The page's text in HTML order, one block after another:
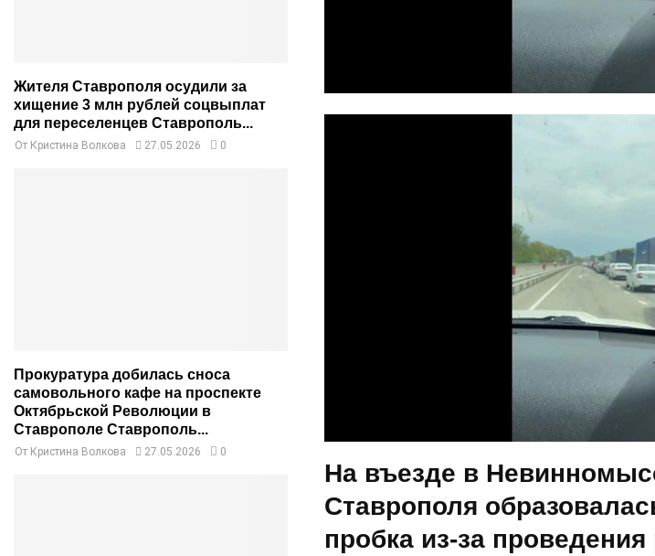
На въезде в
Ставрополя
пробка из-за
Жителя Ставрополя осудили за
хищение 3 млн рублей соцвыплат
для переселенцев Ставрополь...
От Кристина Волкова 27.05.2026 0
Прокуратура добилась сноса
самовольного кафе на проспекте
Октябрьской Революции в
Ставрополе Ставрополь...
От Кристина Волкова 27.05.2026 0